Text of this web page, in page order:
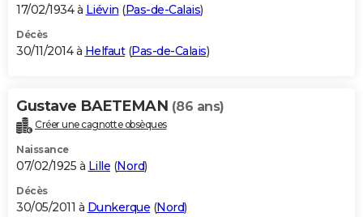
17/02/1934 à Liévin (Pas-de-Calais)
Décès
30/11/2014 à Helfaut(Pas-de-Calais)
Gustave BAETEMAN (86 ans)
Créer une cagnotte obsèques
Naissance
07/02/1925 à Lille (Nord)
Décès
30/05/2011 à Dunkerque (Nord)